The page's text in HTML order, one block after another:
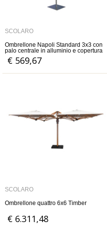
SCOLARO
Ombrellone Napoli Standard 3x3 con
palo centrale in alluminio e copertura
in acrilico 350 gr antimuffa
impermeabile
€ 569,67
SCOLARO
Ombrellone quattro 6x6 Timber
€ 6.311,48